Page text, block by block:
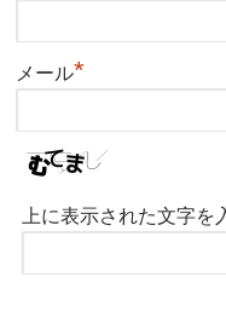
メール*
上に表示された文字を